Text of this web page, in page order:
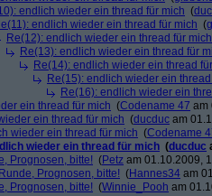
endlich wieder ein thread für mich (
endlich wieder ein thread für mich (
Re(12): endlich wieder ein thread für mich
Re(13): endlich wieder ein thread für
Re(14): endlich wieder ein thread
Re(15): endlich wieder ein
Re(16): endlich wieder ein
ein thread für mich (Codename 47 am
ein thread für mich (ducduc am
wieder ein thread für mich (Codename
wieder ein thread für mich (ducduc
Prognosen, bitte! (Petz am 01.10.2009,
Prognosen, bitte! (Hannes34 am
Prognosen, bitte! (Winnie_Pooh am